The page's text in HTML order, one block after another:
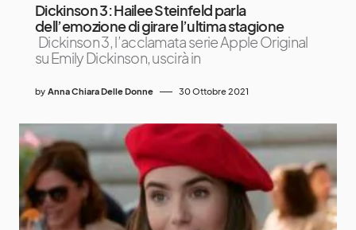
Dickinson 3: Hailee Steinfeld parla
dell’emozione di girare l’ultima stagione
Dickinson 3, l’acclamata serie Apple Original
su Emily Dickinson, uscirà in
by Anna Chiara Delle Donne 30 Ottobre 2021